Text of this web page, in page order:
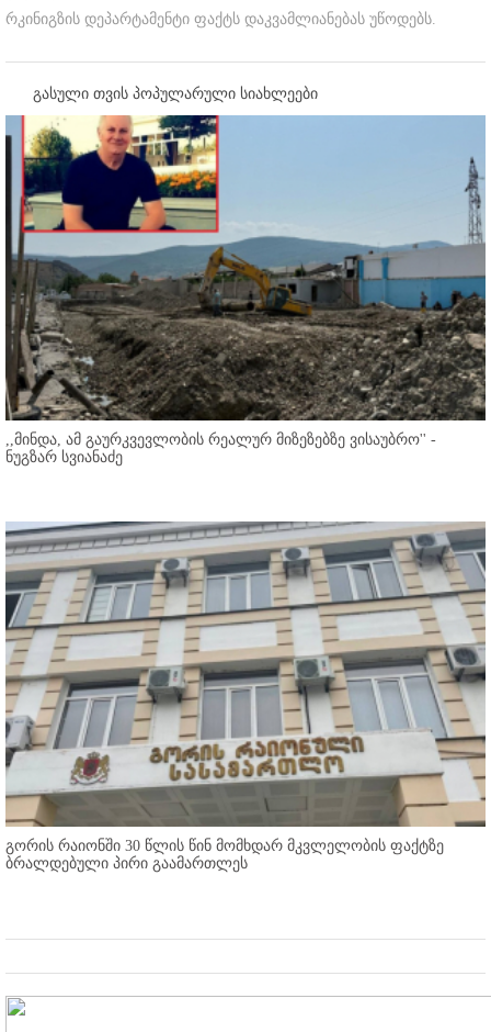
რკინიგზის დეპარტამენტი ფაქტს დაკვამლიანებას უწოდებს.
გასული თვის პოპულარული სიახლეები
,,მინდა, ამ გაურკვევლობის რეალურ მიზეზებზე ვისაუბრო'' -
ნუგზარ სვიანაძე
გორის რაიონში 30 წლის წინ მომხდარ მკვლელობის ფაქტზე
ბრალდებული პირი გაამართლეს